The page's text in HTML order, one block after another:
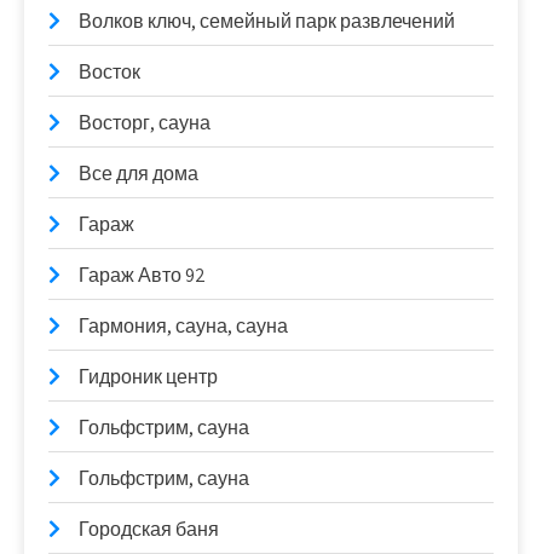
Волков ключ, семейный парк развлечений
Восток
Восторг, сауна
Все для дома
Гараж
Гараж Авто 92
Гармония, сауна, сауна
Гидроник центр
Гольфстрим, сауна
Гольфстрим, сауна
Городская баня